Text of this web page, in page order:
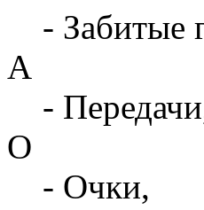
- Забитые
А
-
О
- Очки,